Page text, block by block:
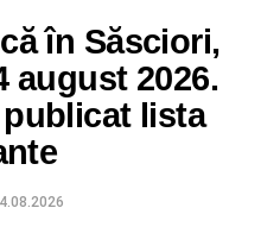
măsura va fi aplicată
sistemului energetic.
că evoluția situației
iar activitatea va reveni la
ce condițiile vor permite.
temporară a unor linii
către clienți.
cei mai mari consumatori de
în Săsciori,
august 2026.
publicat lista